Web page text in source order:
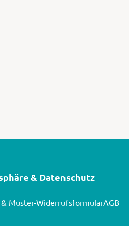
& Datenschutz
Muster-WiderrufsformularAGB